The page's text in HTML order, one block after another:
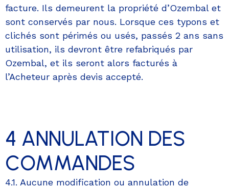
facture. Ils demeurent la propriété d’Ozembal et
sont conservés par nous. Lorsque ces typons et
clichés sont périmés ou usés, passés 2 ans sans
utilisation, ils devront être refabriqués par
Ozembal, et ils seront alors facturés à
l’Acheteur après devis accepté.
4 ANNULATION DES
COMMANDES
4.1. Aucune modification ou annulation de